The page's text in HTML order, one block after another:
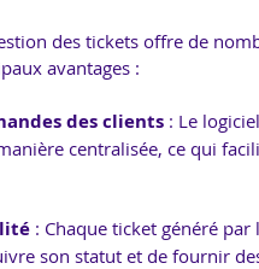
des tickets offre de
avantages :
des clients : Le
centralisée, ce qui
: Chaque ticket généré
son statut et de fournir